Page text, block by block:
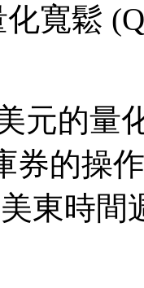
寬鬆
元的量
券的操
東時間